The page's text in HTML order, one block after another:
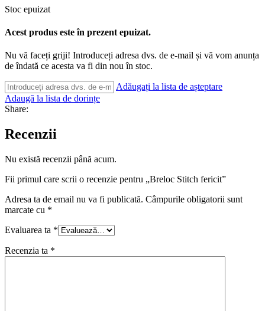
Stoc epuizat
Acest produs este în prezent epuizat.
Nu vă faceți griji! Introduceți adresa dvs. de e-mail și vă vom anunța
de îndată ce acesta va fi din nou în stoc.
Adăugați la lista de așteptare
Adaugă la lista de dorințe
Share:
Recenzii
Nu există recenzii până acum.
Fii primul care scrii o recenzie pentru „Breloc Stitch fericit”
Adresa ta de email nu va fi publicată. Câmpurile obligatorii sunt
marcate cu *
Evaluarea ta *
Recenzia ta *